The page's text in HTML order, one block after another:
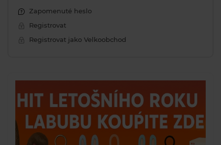
Zapomenuté heslo
Registrovat
Registrovat jako Velkoobchod